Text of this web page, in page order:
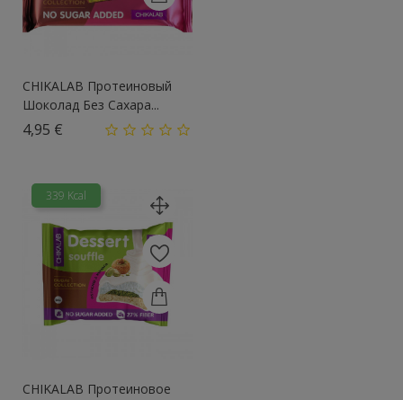
CHIKALAB Протеиновый
Шоколад Без Сахара...
4,95 €
339 Kcal
CHIKALAB Протеиновое